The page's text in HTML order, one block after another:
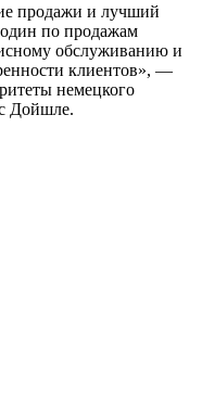
продажи и лучший
по продажам
обслуживанию и
клиентов», —
немецкого
Дойшле.